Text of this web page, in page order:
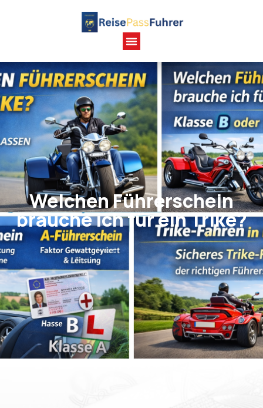
Welchen Führerschein
brauche ich für ein Trike?